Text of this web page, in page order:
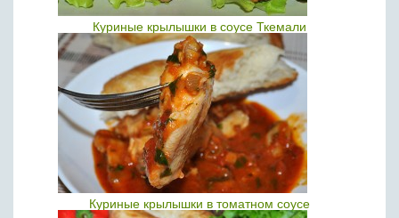
Куриные крылышки в соусе Ткемали
Куриные крылышки в томатном соусе